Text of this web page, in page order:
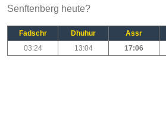
Senftenberg heute?
Fadschr Dhuhur Assr
03:24
13:04 17:06